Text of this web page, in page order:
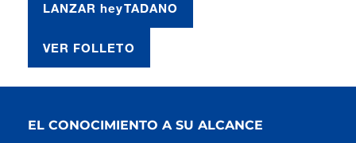
LANZARheyTADANO
VER FOLLETO
EL CONOCIMIENTO A SU ALCANCE